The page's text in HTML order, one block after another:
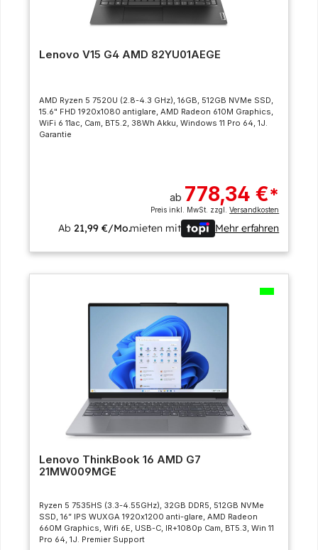
Lenovo V15 G4 AMD 82YU01AEGE
AMD Ryzen 5 7520U (2.8-4.3 GHz), 16GB, 512GB NVMe SSD,
15.6" FHD 1920x1080 antiglare, AMD Radeon 610M Graphics,
WiFi 6 11ac, Cam, BT5.2, 38Wh Akku, Windows 11 Pro 64, 1J.
Garantie
ab 778,34 €*
Preis inkl. MwSt. zzgl.Versandkosten
Ab21,99 €/Mo.mieten mit Mehr erfahren
Lenovo ThinkBook 16 AMD G7
21MW009MGE
Ryzen 5 7535HS (3.3-4.55GHz), 32GB DDR5, 512GB NVMe
SSD, 16” IPS WUXGA 1920x1200 anti-glare, AMD Radeon
660M Graphics, Wifi 6E, USB-C, IR+1080p Cam, BT5.3, Win 11
Pro 64, 1J. Premier Support